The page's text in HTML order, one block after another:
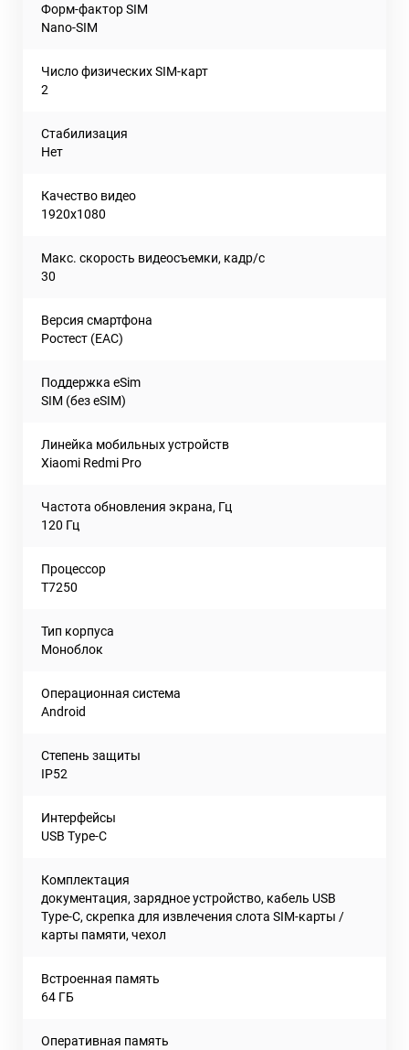
Форм-фактор SIM
Nano-SIM
Число физических SIM-карт
2
Стабилизация
Нет
Качество видео
1920x1080
Макс. скорость видеосъемки, кадр/с
30
Версия смартфона
Ростест (EAC)
Поддержка eSim
SIM (без eSIM)
Линейка мобильных устройств
Xiaomi Redmi Pro
Частота обновления экрана, Гц
120 Гц
Процессор
T7250
Тип корпуса
Моноблок
Операционная система
Android
Степень защиты
IP52
Интерфейсы
USB Type-C
Комплектация
документация, зарядное устройство, кабель USB
Type-C, скрепка для извлечения слота SIM-карты /
карты памяти, чехол
Встроенная память
64 ГБ
Оперативная память